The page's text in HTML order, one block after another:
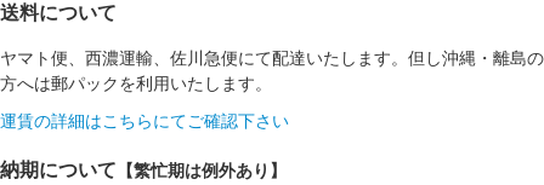
送料について
ヤマト便、西濃運輸、佐川急便にて配達いたします。但し沖縄・離島の
方へは郵パックを利用いたします。
運賃の詳細はこちらにてご確認下さい
納期について 【繁忙期は例外あり】